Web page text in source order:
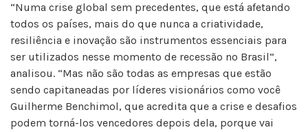
“Numa crise global sem precedentes, que está afetando
todos os países, mais do que nunca a criatividade,
resiliência e inovação são instrumentos essenciais para
ser utilizados nesse momento de recessão no Brasil”,
analisou. “Mas não são todas as empresas que estão
sendo capitaneadas por líderes visionários como você
Guilherme Benchimol, que acredita que a crise e desafios
podem torná-los vencedores depois dela, porque vai